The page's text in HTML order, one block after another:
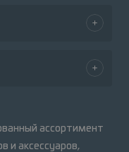
ассортимент
и аксессуаров,